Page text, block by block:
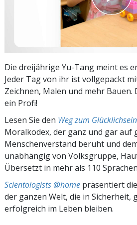
Die dreijährige Yu-Tang meint es
Jeder Tag von ihr ist vollgepackt
Zeichnen, Malen und mehr Bauen.
ein Profi!
Lesen Sie den Weg zum Glücklichsein
Moralkodex, der ganz und gar auf
Menschenverstand beruht und
unabhängig von Volksgruppe,
Übersetzt in mehr als 110
Scientologists @home präsentiert
der ganzen Welt, die in Sicherheit,
erfolgreich im Leben bleiben.